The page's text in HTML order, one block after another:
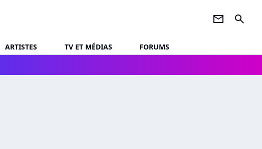
newsletter search
ARTISTES TV ET MÉDIAS
FORUMS